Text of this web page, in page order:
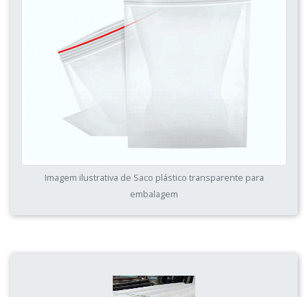
Imagem ilustrativa de Saco plástico transparente para
embalagem